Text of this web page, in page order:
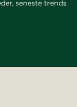
seneste trends